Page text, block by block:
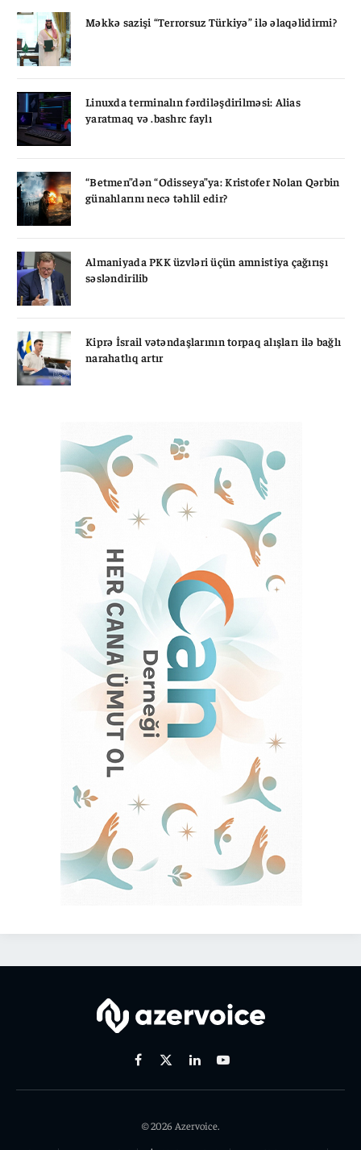
Məkkə sazişi “Terrorsuz Türkiyə” ilə əlaqəlidirmi?
Linuxda terminalın fərdiləşdirilməsi: Alias
yaratmaq və .bashrc faylı
“Betmen”dən “Odisseya”ya: Kristofer Nolan Qərbin
günahlarını necə təhlil edir?
Almaniyada PKK üzvləri üçün amnistiya çağırışı
səsləndirilib
Kiprə İsrail vətəndaşlarının torpaq alışları ilə bağlı
narahatlıq artır
Facebook
X
LinkedinYoutube
© 2026 Azervoice.